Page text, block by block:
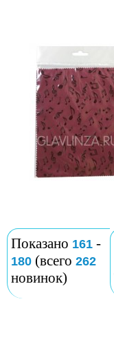
Показано 161 -
180 (всего 262
новинок)